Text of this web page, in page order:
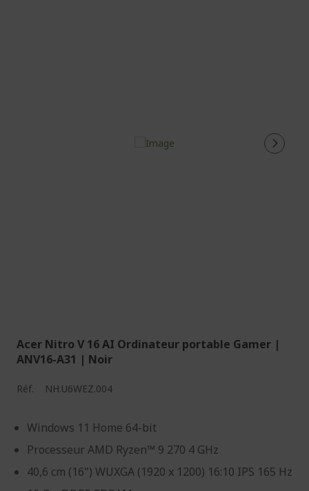
Acer Nitro V 16 AI Ordinateur portable Gamer |
ANV16-A31 | Noir
Réf. NH.U6WEZ.004
Windows 11 Home 64-bit
Processeur AMD Ryzen™ 9 270 4 GHz
40,6 cm (16") WUXGA (1920 x 1200) 16:10 IPS 165 Hz